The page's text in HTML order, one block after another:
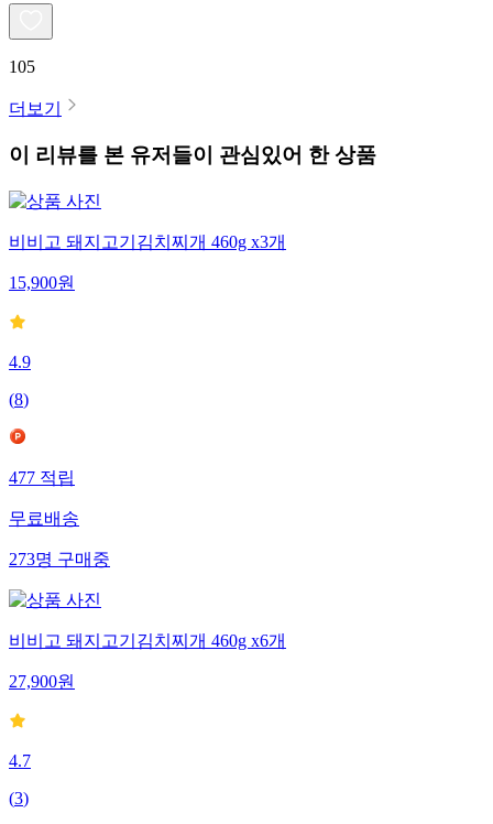
105
더보기
이 리뷰를 본 유저들이 관심있어 한 상품
비비고 돼지고기김치찌개 460g x3개
15,900원
4.9
(8)
477 적립
무료배송
273명 구매중
비비고 돼지고기김치찌개 460g x6개
27,900원
4.7
(3)